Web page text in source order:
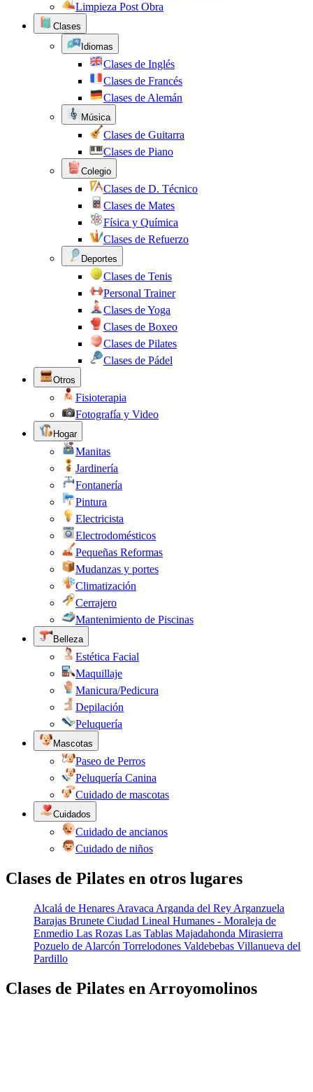
Limpieza Post Obra
Clases
Idiomas
Clases de Inglés
Clases de Francés
Clases de Alemán
Música
Clases de Guitarra
Clases de Piano
Colegio
Clases de D. Técnico
Clases de Mates
Física y Química
Clases de Refuerzo
Deportes
Clases de Tenis
Personal Trainer
Clases de Yoga
Clases de Boxeo
Clases de Pilates
Clases de Pádel
Otros
Fisioterapia
Fotografía y Video
Hogar
Manitas
Jardinería
Fontanería
Pintura
Electricista
Electrodomésticos
Pequeñas Reformas
Mudanzas y portes
Climatización
Cerrajero
Mantenimiento de Piscinas
Belleza
Estética Facial
Maquillaje
Manicura/Pedicura
Depilación
Peluquería
Mascotas
Paseo de Perros
Peluquería Canina
Cuidado de mascotas
Cuidados
Cuidado de ancianos
Cuidado de niños
Clases de Pilates en otros lugares
Alcalá de Henares Aravaca Arganda del Rey Arganzuela
Barajas Brunete Ciudad Lineal Humanes - Moraleja de
Enmedio Las Rozas Las Tablas Majadahonda Mirasierra
Pozuelo de Alarcón Torrelodones Valdebebas Villanueva del
Pardillo
Clases de Pilates en Arroyomolinos